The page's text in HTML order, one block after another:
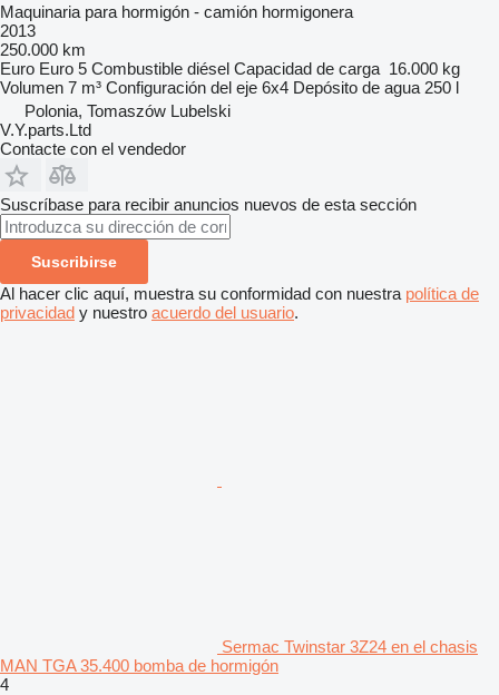
Maquinaria para hormigón - camión hormigonera
2013
250.000 km
Euro Euro 5 Combustible diésel Capacidad de carga 16.000 kg
Volumen 7 m³ Configuración del eje 6x4 Depósito de agua 250 l
Polonia, Tomaszów Lubelski
V.Y.parts.Ltd
Contacte con el vendedor
Suscríbase para recibir anuncios nuevos de esta sección
Suscribirse
Al hacer clic aquí, muestra su conformidad con nuestra política de
privacidad y nuestro acuerdo del usuario.
Sermac Twinstar 3Z24 en el chasis
MAN TGA 35.400 bomba de hormigón
4